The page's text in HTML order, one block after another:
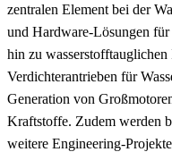
zentralen Element bei der
und Hardware-Lösungen
hin zu
Verdichterantrieben für
Generation von
Kraftstoffe. Zudem werden
weitere Engineering-